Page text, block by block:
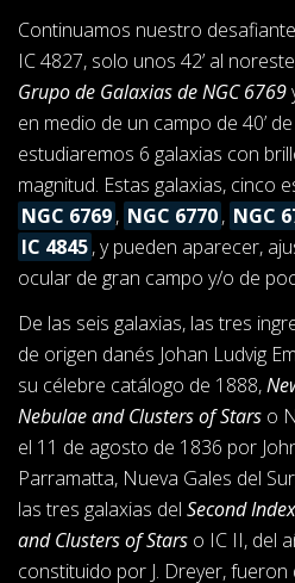
Continuamos nuestro
IC 4827, solo unos 42’ al
Grupo de Galaxias de NGC 6769
en medio de un campo de 40’
estudiaremos 6 galaxias con
magnitud. Estas galaxias, cinco
NGC 6769, NGC 6770, NGC
IC 4845, y pueden aparecer,
ocular de gran campo y/o de
De las seis galaxias, las tres
de origen danés Johan Ludvig
su célebre catálogo de 1888,
Nebulae and Clusters of Stars o
el 11 de agosto de 1836 por
Parramatta, Nueva Gales del
las tres galaxias del Second
and Clusters of Stars o IC II, del
constituido por J. Dreyer,